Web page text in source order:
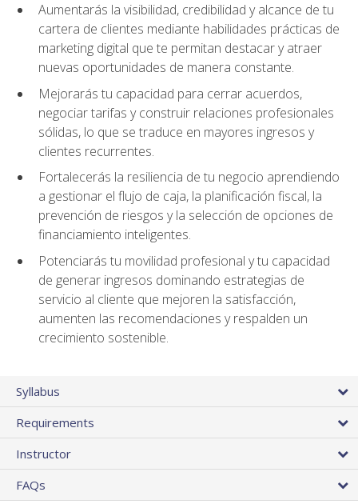
Aumentarás la visibilidad, credibilidad y alcance de tu
cartera de clientes mediante habilidades prácticas de
marketing digital que te permitan destacar y atraer
nuevas oportunidades de manera constante.
Mejorarás tu capacidad para cerrar acuerdos,
negociar tarifas y construir relaciones profesionales
sólidas, lo que se traduce en mayores ingresos y
clientes recurrentes.
Fortalecerás la resiliencia de tu negocio aprendiendo
a gestionar el flujo de caja, la planificación fiscal, la
prevención de riesgos y la selección de opciones de
financiamiento inteligentes.
Potenciarás tu movilidad profesional y tu capacidad
de generar ingresos dominando estrategias de
servicio al cliente que mejoren la satisfacción,
aumenten las recomendaciones y respalden un
crecimiento sostenible.
Syllabus
Requirements
Instructor
FAQs